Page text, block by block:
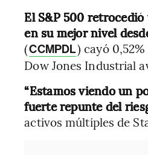
El S&P 500
en su mejor nivel
(CCMPDL) cayó
Dow Jones Industrial
“Estamos viendo un
fuerte repunte del
activos múltiples de